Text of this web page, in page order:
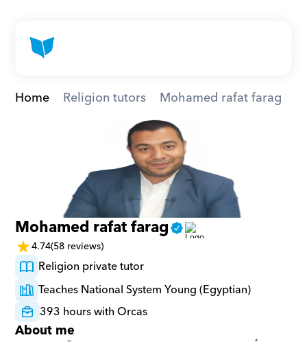
Home Religion tutors Mohamed rafat farag
Mohamed rafat farag
4.74(58 reviews)
Religion private tutor
Teaches National System Young (Egyptian)
393 hours with Orcas
About me